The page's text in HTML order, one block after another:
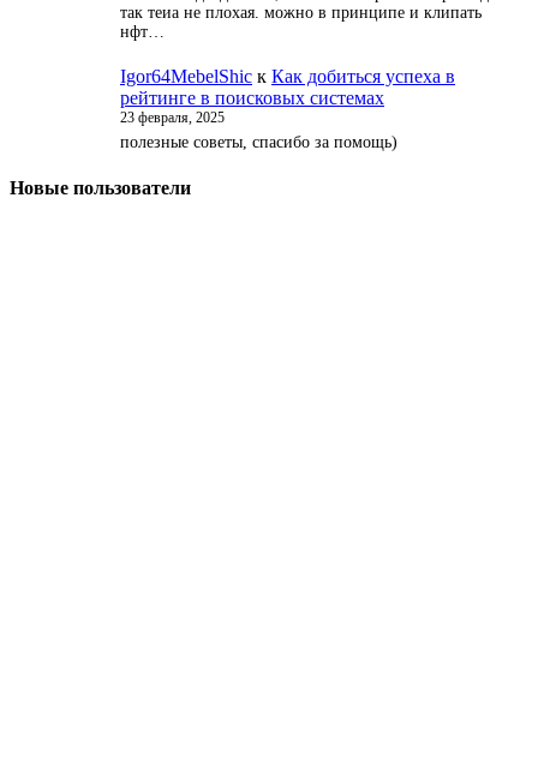
так теиа не плохая. можно в принципе и клипать
нфт…
Igor64MebelShic к Как добиться успеха в
рейтинге в поисковых системах
23 февраля, 2025
полезные советы, спасибо за помощь)
Новые пользователи